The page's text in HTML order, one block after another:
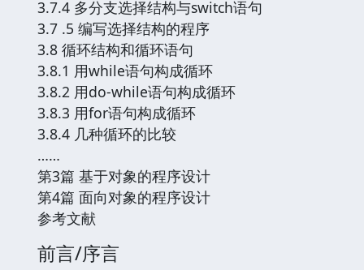
3.7.4 多分支选择结构与switch语句
3.7 .5 编写选择结构的程序
3.8 循环结构和循环语句
3.8.1 用while语句构成循环
3.8.2 用do-while语句构成循环
3.8.3 用for语句构成循环
3.8.4 几种循环的比较
……
第3篇 基于对象的程序设计
第4篇 面向对象的程序设计
参考文献
前言/序言